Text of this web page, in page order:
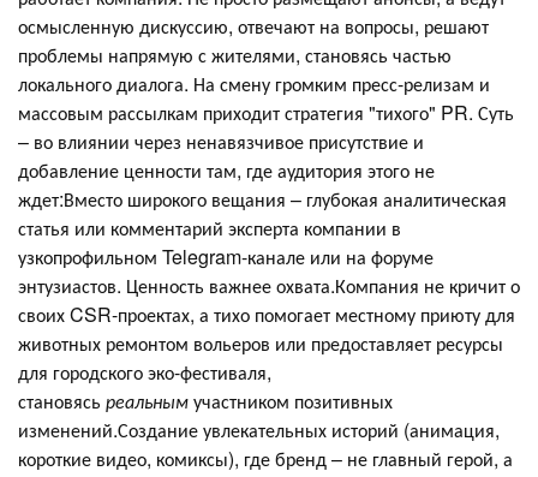
осмысленную дискуссию, отвечают на вопросы, решают
проблемы напрямую с жителями, становясь частью
локального диалога. На смену громким пресс-релизам и
массовым рассылкам приходит стратегия "тихого" PR. Суть
– во влиянии через ненавязчивое присутствие и
добавление ценности там, где аудитория этого не
ждет:Вместо широкого вещания – глубокая аналитическая
статья или комментарий эксперта компании в
узкопрофильном Telegram-канале или на форуме
энтузиастов. Ценность важнее охвата.Компания не кричит о
своих CSR-проектах, а тихо помогает местному приюту для
животных ремонтом вольеров или предоставляет ресурсы
для городского эко-фестиваля,
становясь реальнымучастником позитивных
изменений.Создание увлекательных историй (анимация,
короткие видео, комиксы), где бренд – не главный герой, а